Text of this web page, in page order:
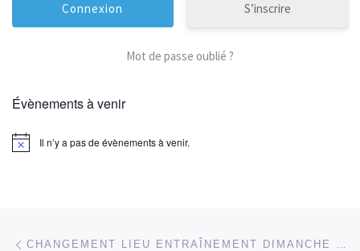
S’inscrire
Mot de passe oublié ?
Évènements à venir
Il n’y a pas de évènements à venir.
Parcourir les articles CHANGEMENT LIEU ENTRAÎNEMENT DIMANCHE 15/03/2015 PAR MAD